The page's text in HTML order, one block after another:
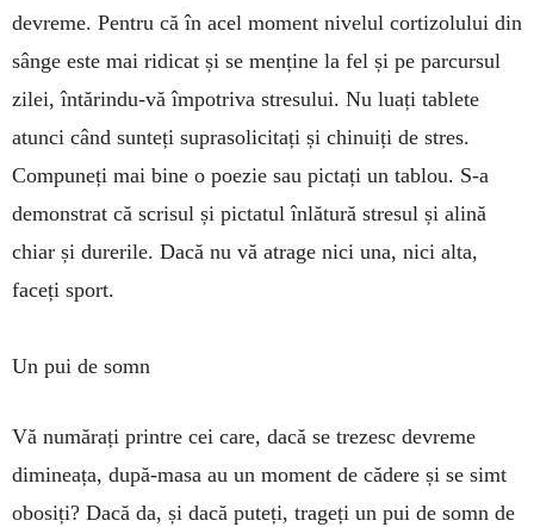
devreme. Pentru că în acel moment nivelul corti­zolu­lui din
sânge este mai ridicat și se menține la fel și pe parcursul
zilei, întărindu-vă împotriva stresului. Nu luați tablete
atunci când sunteți suprasolicitați și chi­nuiți de stres.
Compuneți mai bine o poezie sau pictați un tablou. S-a
demon­strat că scrisul și pictatul înlătură stresul și alină
chiar și durerile. Dacă nu vă atrage nici una, nici alta,
faceți sport.
Un pui de somn
Vă numărați printre cei care, dacă se trezesc de­vreme
dimineața, după-ma­sa au un moment de cădere și se simt
obosiți? Dacă da, și dacă puteți, trageți un pui de somn de